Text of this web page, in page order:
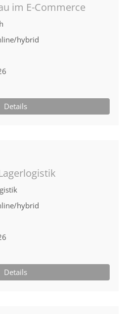
im E-Commerce
hybrid
Details
hybrid
Details